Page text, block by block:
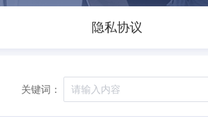
隐私协议
关键词：